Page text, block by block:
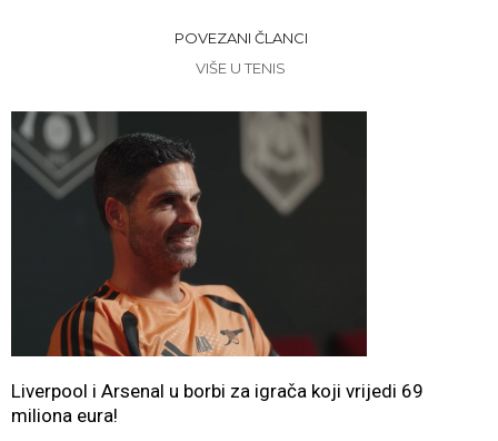
POVEZANI ČLANCI
VIŠE U TENIS
Liverpool i Arsenal u borbi za igrača koji vrijedi 69
miliona eura!